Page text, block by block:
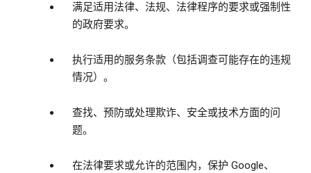
满足适用法律、法规、法律程序的要求或强制性
的政府要求。
执行适用的服务条款（包括调查可能存在的违规
情况）。
查找、预防或处理欺诈、安全或技术方面的问
题。
在法律要求或允许的范围内，保护 Google、